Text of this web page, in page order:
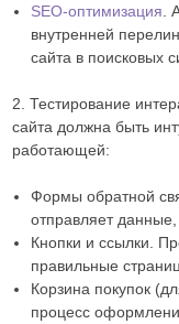
SEO-оптимизация .
внутренней
сайта в поисковых
2. Тестирование
сайта должна быть
работающей:
Формы обратной
отправляет данные,
Кнопки и ссылки.
правильные
Корзина покупок
процесс